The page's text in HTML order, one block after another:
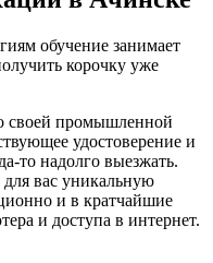
обучение занимает
корочку уже
своей промышленной
удостоверение и
то надолго выезжать.
вас уникальную
и в кратчайшие
и доступа в интернет.